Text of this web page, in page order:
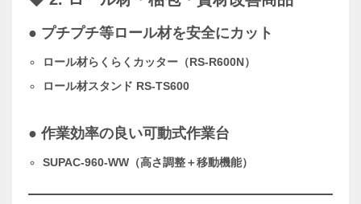
● プチプチ等ロール材を安全にカット
ロール材らくらくカッター（RS-R600N）
ロール材スタンド RS-TS600
● 作業効率の良い可動式作業台
SUPAC-960-WW（高さ調整＋移動機能）